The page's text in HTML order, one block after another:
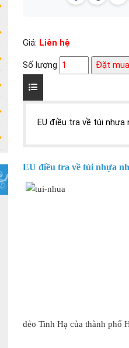
Giá: Liên hệ
Số lượng Đặt mua
EU điều tra về túi nhựa
EU điều tra về túi nhựa
dẻo Tinh Hạ của thành phố